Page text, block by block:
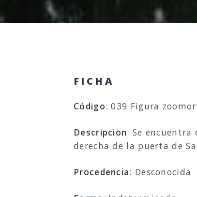
FICHA
Código: 039 Figura
Descripcion: Se
derecha de la puerta de
Procedencia: Desconocida